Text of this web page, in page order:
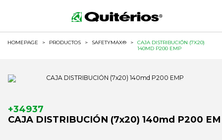
HOMEPAGE > PRODUCTOS > SAFETYMAX® >
CAJA DISTRIBUCIÓN (7X20)
140MD P200 EMP
+34937
CAJA DISTRIBUCIÓN (7x20) 140md P200